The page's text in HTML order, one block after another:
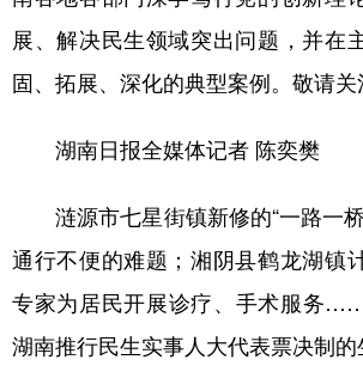
展、解决民生领域突出问题，并在
固、拓展、深化的典型案例。敬请关
湖南日报全媒体记者 陈奕樊
涟源市七星街镇新修的“一路一
通行不便的难题；湘阴县鹤龙湖镇
专家为居民开展诊疗、手术服务
湖南推行民生实事人大代表票决制的